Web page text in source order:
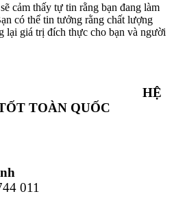
cảm thấy tự tin rằng bạn đang làm
có thể tin tưởng rằng chất lượng
lại giá trị đích thực cho bạn và người
HỆ
TOÀN QUỐC
Nội
Chí Minh
011